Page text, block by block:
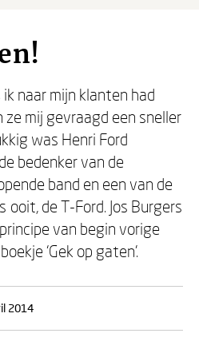
ik naar mijn klanten had
ze mij gevraagd een sneller
was Henri Ford
bedenker van de
band en een van de
de T-Ford. Jos Burgers
van begin vorige
‘Gek op gaten’.
2014